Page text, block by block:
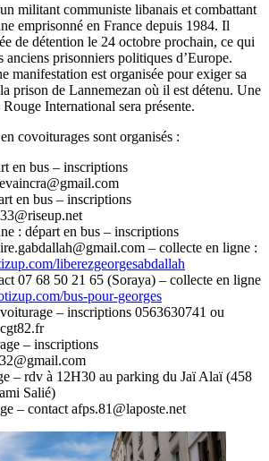
militant communiste libanais et combattant
emprisonné en France depuis 1984. Il
de détention le 24 octobre prochain, ce qui
anciens prisonniers politiques d’Europe.
manifestation est organisée pour exiger sa
prison de Lannemezan où il est détenu. Une
International sera présente.
covoiturages sont organisés :
en bus – inscriptions
en bus – inscriptions
: départ en bus – inscriptions
– collecte en ligne :
liberezgeorgesabdallah
07 68 50 21 65 (Soraya) – collecte en ligne
bus-pour-georges
– inscriptions 0563630741 ou
– inscriptions
– rdv à 12H30 au parking du Jaï Alaï (458
Salié)
– contact afps.81@laposte.net